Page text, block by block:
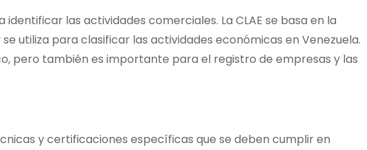
las actividades comerciales. La CLAE se basa en la
utiliza para clasificar las actividades económicas en Venezuela.
pero también es importante para el registro de empresas y las
y certificaciones específicas que se deben cumplir en